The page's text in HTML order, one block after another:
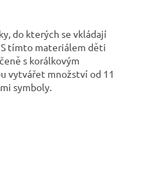
do kterých se vkládají
tímto materiálem děti
s korálkovým
vytvářet množství od 11
symboly.